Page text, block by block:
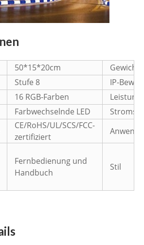
50*15*20cm
Gewicht
Stufe 8
IP-
16 RGB-Farben
Leistung
Farbwechselnde LED
CE/RoHS/UL/SCS/FCC-
zertifiziert
Fernbedienung und
Handbuch
Stil